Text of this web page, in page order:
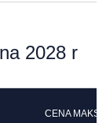
2028 r
CENA